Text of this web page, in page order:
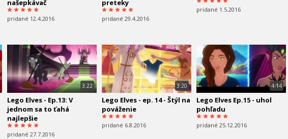
našepkávač
pridané 12.4.2016
preteky
pridané 29.4.2016
pridané 1.5.2016
3:22
Lego Elves - Ep.13: V
jednom sa to ťahá
najlepšie
pridané 27.7.2016
3:20
Lego Elves - ep. 14 - Štýl na
pováženie
pridané 6.8.2016
4:14
Lego Elves Ep.15 - uhol
pohľadu
pridané 25.12.2016